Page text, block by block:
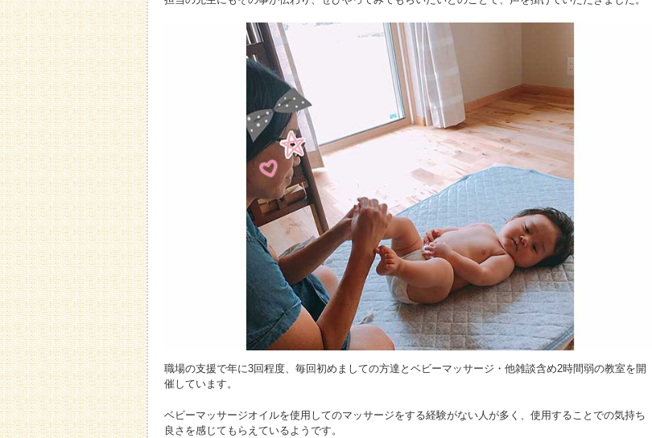
職場の支援で年に3回程度、毎回初めましての方達とベビーマッサージ・他雑談含め2時間弱の教室を開
催しています。
ベビーマッサージオイルを使用してのマッサージをする経験がない人が多く、使用することでの気持ち
良さを感じてもらえているようです。